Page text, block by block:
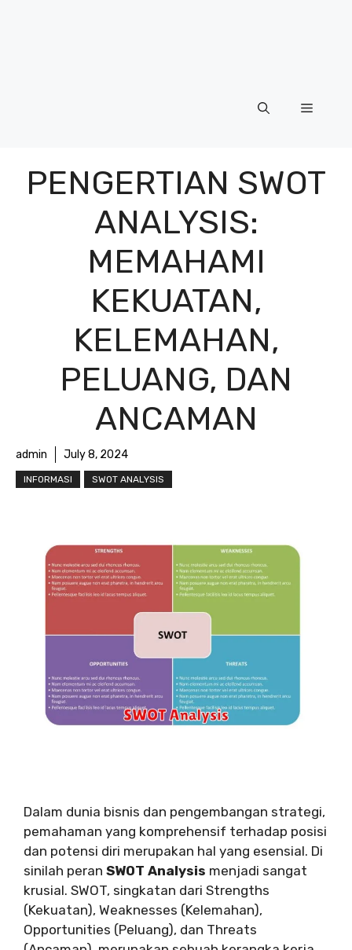
Menu
PENGERTIAN SWOT
ANALYSIS:
MEMAHAMI
KEKUATAN,
KELEMAHAN,
PELUANG, DAN
ANCAMAN
admin July 8, 2024
INFORMASI SWOT ANALYSIS
Dalam dunia bisnis dan pengembangan strategi,
pemahaman yang komprehensif terhadap posisi
dan potensi diri merupakan hal yang esensial. Di
sinilah peran SWOT Analysis menjadi sangat
krusial. SWOT, singkatan dari Strengths
(Kekuatan), Weaknesses (Kelemahan),
Opportunities (Peluang), dan Threats